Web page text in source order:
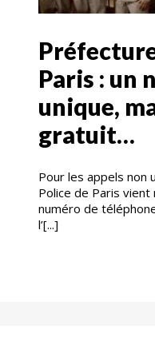
Paris : un
unique,
gratuit…
Pour les appels non
Police de Paris
numéro de
l’[...]